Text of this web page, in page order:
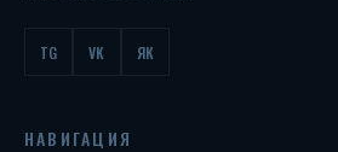
TG VK ЯК
НАВИГАЦИЯ